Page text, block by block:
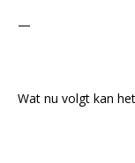
—
Wat nu volgt kan